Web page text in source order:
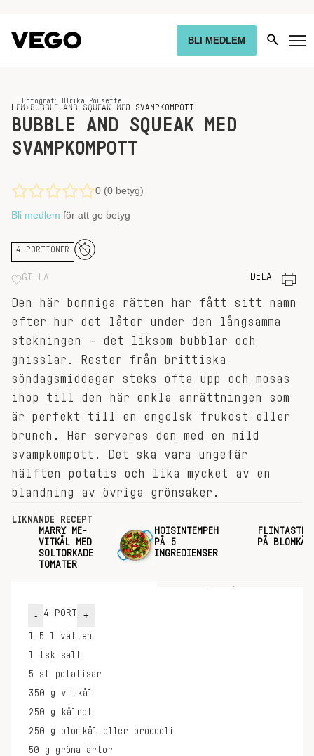
BLI MEDLEM
HEM › BUBBLE AND SQUEAK MED SVAMPKOMPOTT
Fotograf: Ulrika Pousette
BUBBLE AND SQUEAK MED
SVAMPKOMPOTT
0 (0 betyg)
Bli medlem för att ge betyg
4 PORTIONER
GILLA DELA
Den här bonniga rätten har fått sitt namn
efter hur det låter under den långsamma
stekningen – det liksom bubblar och
gnisslar. Rester från brittiska
söndagsmiddagar steks ofta upp och mosas
ihop till den här enkla anrättningen som
är perfekt till en engelsk frukost eller
brunch. Här serveras den med en mild
svampkompott. Det ska vara ungefär
hälften potatis och lika mycket av en
blandning av övriga grönsaker.
LIKNANDE RECEPT
MARRY ME-
VITKÅL MED
SOLTORKADE
TOMATER
HOISINTEMPEH
PÅ 5
INGREDIENSER
FLINTASTEK
PÅ BLOMKÅL
- 4 PORT +
1.5 l
vatten
1 tsk
salt
5 st
potatisar
350 g
vitkål
250 g
kålrot
250 g
blomkål eller broccoli
50 g
gröna ärtor